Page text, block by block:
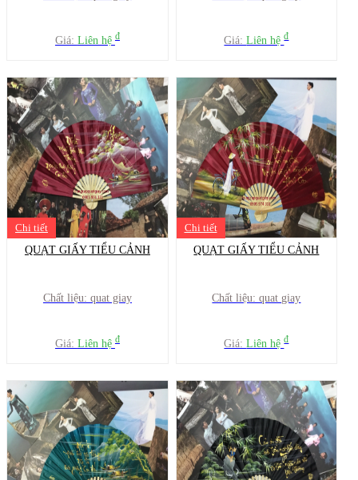
Giá: Liên hệ đ Giá:Liên hệđ
Chi tiết
QUẠT GIẤY TIỂU CẢNH
Chất liệu: quat giay
Giá: Liên hệ đ
Chi tiết
QUẠT GIẤY TIỂU CẢNH
Chất liệu: quat giay
Giá:Liên hệđ